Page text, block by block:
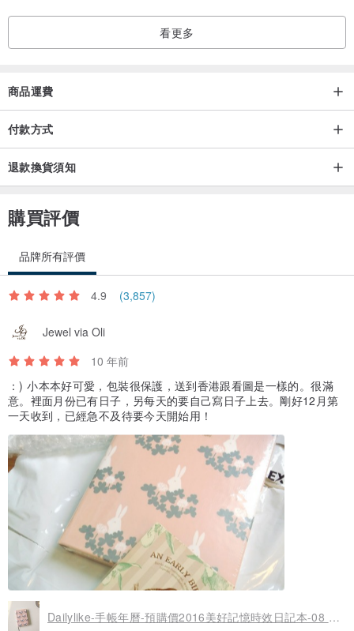
看更多
商品運費
付款方式
退款換貨須知
購買評價
品牌所有評價
4.9 (3,857)
Jewel via Oli
10 年前
：) 小本本好可愛，包裝很保護，送到香港跟看圖是一樣的。很滿
意。裡面月份已有日子，另每天的要自己寫日子上去。剛好12月第
一天收到，已經急不及待要今天開始用！
Dailylike-手帳年曆-預購價2016美好記憶時效日記本-08 兔子與幸運草,E2D24873